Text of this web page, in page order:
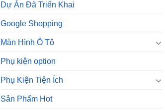
Dự Án Đã Triển Khai
Google Shopping
Màn Hình Ô Tô
Phụ kiện option
Phụ Kiện Tiện Ích
Sản Phẩm Hot